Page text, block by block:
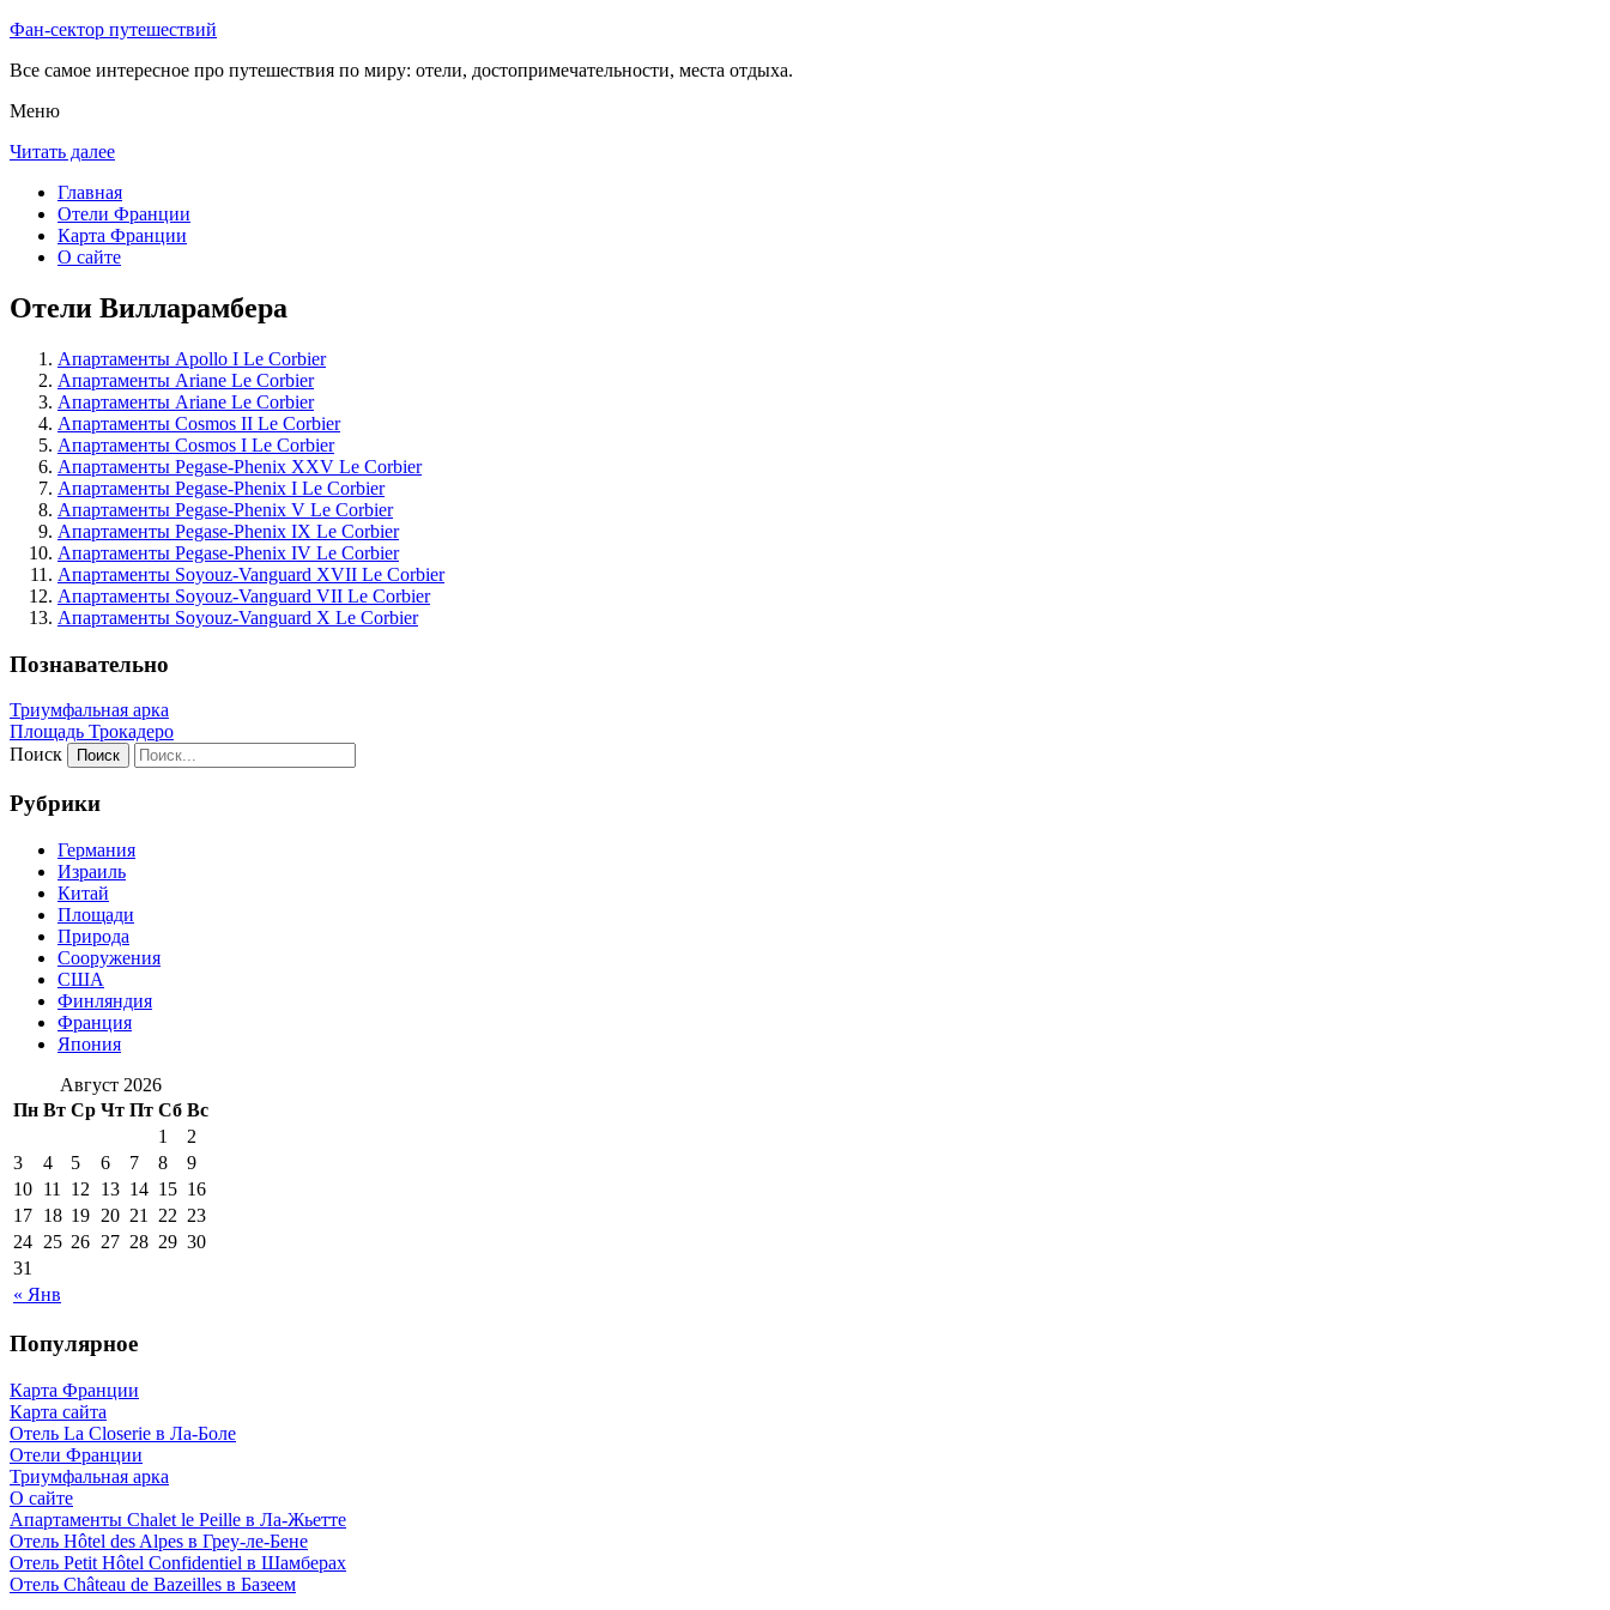
Фан-сектор путешествий
Все самое интересное про путешествия по миру: отели, достопримечательности, места отдыха.
Меню
Читать далее
Главная
Отели Франции
Карта Франции
О сайте
Отели Вилларамбера
Апартаменты Apollo I Le Corbier
Апартаменты Ariane Le Corbier
Апартаменты Ariane Le Corbier
Апартаменты Cosmos II Le Corbier
Апартаменты Cosmos I Le Corbier
Апартаменты Pegase-Phenix XXV Le Corbier
Апартаменты Pegase-Phenix I Le Corbier
Апартаменты Pegase-Phenix V Le Corbier
Апартаменты Pegase-Phenix IX Le Corbier
Апартаменты Pegase-Phenix IV Le Corbier
Апартаменты Soyouz-Vanguard XVII Le Corbier
Апартаменты Soyouz-Vanguard VII Le Corbier
Апартаменты Soyouz-Vanguard X Le Corbier
Познавательно
Триумфальная арка
Площадь Трокадеро
Поиск
Рубрики
Германия
Израиль
Китай
Площади
Природа
Сооружения
США
Финляндия
Франция
Япония
Август 2026
Пн Вт Ср Чт Пт Сб Вс
« Янв
1
2
3
4 5 6 7 8
9
10 11 12 13 14 15 16
17 18 19 20 21 22 23
24 25 26 27 28 29 30
31
Популярное
Карта Франции
Карта сайта
Отель La Closerie в Ла-Боле
Отели Франции
Триумфальная арка
О сайте
Апартаменты Chalet le Peille в Ла-Жьетте
Отель Hôtel des Alpes в Греу-ле-Бене
Отель Petit Hôtel Confidentiel в Шамберах
Отель Château de Bazeilles в Базеем